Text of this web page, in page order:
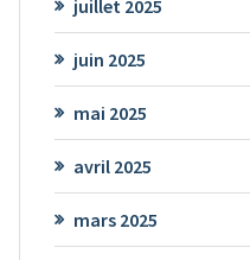
juillet 2025
juin 2025
mai 2025
avril 2025
mars 2025